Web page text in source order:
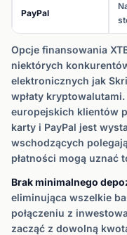
PayPal
Opcje finansowania
niektórych
elektronicznych jak
wpłaty
europejskich klientów
karty i PayPal jest
wschodzących
płatności mogą uznać
Brak minimalnego
eliminująca wszelkie
połączeniu z
zacząć z dowolną